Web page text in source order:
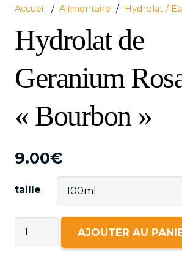
Accueil / Alimentaire / Hydrolat /
Hydrolat de
Geranium
« Bourbon »
9.00€
taille
quantité
AJOUTER AU